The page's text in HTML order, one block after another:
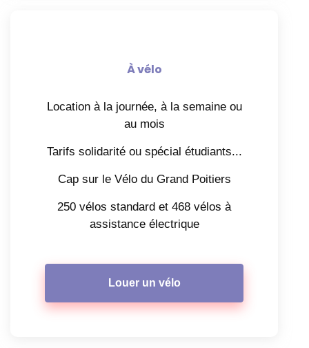
À vélo
Location à la journée, à la semaine ou
au mois
Tarifs solidarité ou spécial étudiants...
Cap sur le Vélo du Grand Poitiers
250 vélos standard et 468 vélos à
assistance électrique
Louer un vélo